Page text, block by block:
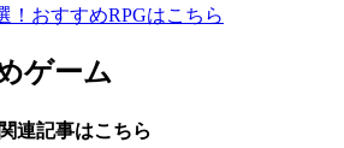
！おすすめRPGはこちら
ゲーム
関連記事はこちら